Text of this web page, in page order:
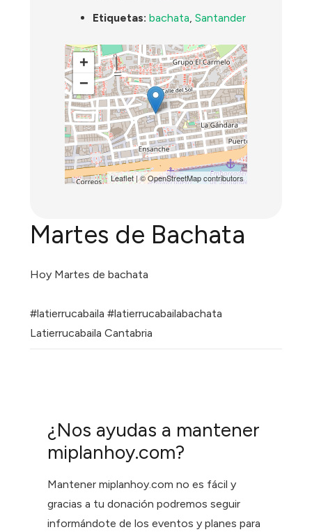
Etiquetas: bachata ,Santander
+
−
Leaflet| ©OpenStreetMapcontributors
Martes de Bachata
Hoy Martes debachata
#latierrucabaila #latierrucabailabachata
Latierrucabaila Cantabria
¿Nos ayudas a mantener
miplanhoy.com?
Mantener miplanhoy.com no es fácil y
gracias a tu donación podremos seguir
informándote de los eventos y planes para